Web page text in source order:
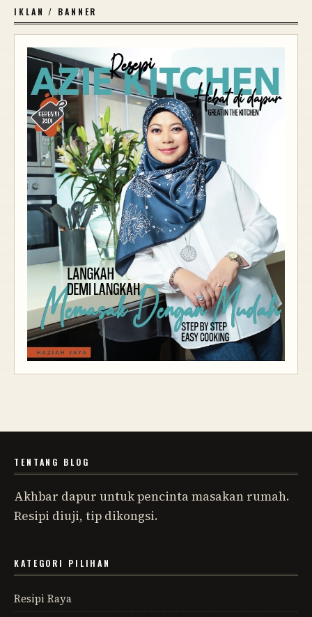
IKLAN / BANNER
TENTANG BLOG
Akhbar dapur untuk pencinta masakan rumah.
Resipi diuji, tip dikongsi.
KATEGORI PILIHAN
Resipi Raya